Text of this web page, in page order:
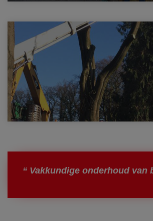
“ Vakkundige onderhoud van